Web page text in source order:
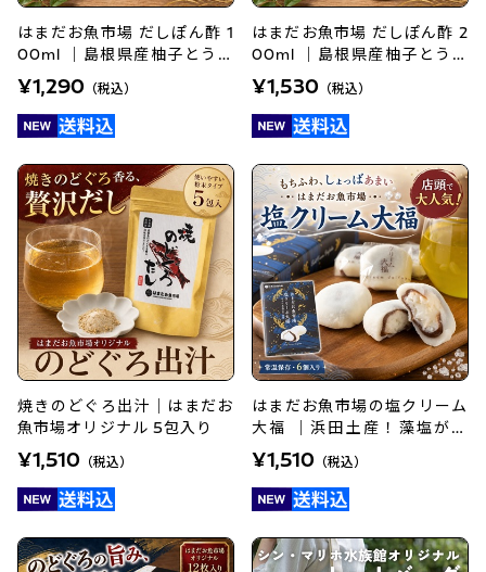
はまだお魚市場 だしぽん酢 1
00ml ｜島根県産柚子とうま
みのたっぷり魚エキス使用
¥1,290 （税込）
はまだお魚市場 だしぽん酢 2
00ml ｜島根県産柚子とうま
みのたっぷり魚エキス使用
¥1,530 （税込）
焼きのどぐろ出汁｜はまだお
魚市場オリジナル 5包入り
¥1,510 （税込）
はまだお魚市場の塩クリーム
大福 ｜浜田土産！藻塩がき
いたあまじょっぱ大福
¥1,510 （税込）